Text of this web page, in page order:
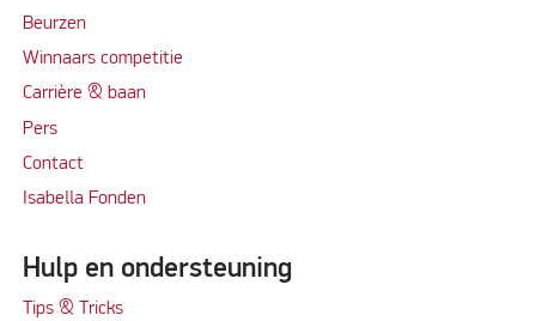
Beurzen
Winnaars competitie
Carrière & baan
Pers
Contact
Isabella Fonden
Hulp en ondersteuning
Tips & Tricks